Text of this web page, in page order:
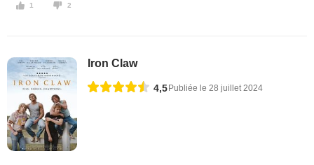
1 2
Iron Claw
4,5 Publiée le 28 juillet 2024